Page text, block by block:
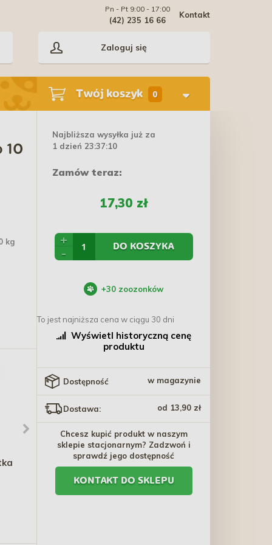
Kontakt
Pn - Pt 9:00 - 17:00
(42) 235 16 66
Zaloguj się
Twój koszyk 0
10
kg
ZOLUX Anah Szczotka
miękka
32,90 zł - 40,60 zł
Over z Chlorheksydyną
20ml (saszetka)
Najbliższa wysyłka już za
1 dzień 23:37:09
Zamów teraz:
17,30 zł
+
-
DO KOSZYKA
+30 zoozonków
To jest najniższa cena w ciągu 30 dni
Wyświetl historyczną cenę
produktu
Dostępność w magazynie
Dostawa: od 13,90 zł
Chcesz kupić produkt w naszym
sklepie stacjonarnym? Zadzwoń i
sprawdź jego dostępność
KONTAKT DO SKLEPU